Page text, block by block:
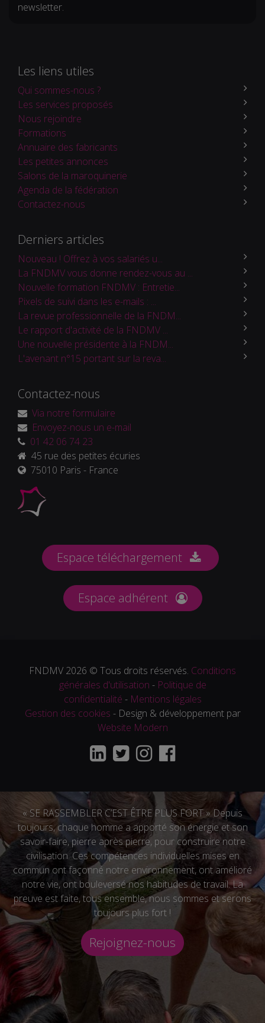
newsletter.
Les liens utiles
Qui sommes-nous ?
Les services proposés
Nous rejoindre
Formations
Annuaire des fabricants
Les petites annonces
Salons de la maroquinerie
Agenda de la fédération
Contactez-nous
Derniers articles
Nouveau ! Offrez à vos salariés u...
La FNDMV vous donne rendez-vous au ...
Nouvelle formation FNDMV : Entretie...
Pixels de suivi dans les e-mails : ...
La revue professionnelle de la FNDM...
Le rapport d'activité de la FNDMV ...
Une nouvelle présidente à la FNDM...
L'avenant n°15 portant sur la reva...
Contactez-nous
Via notre formulaire
Envoyez-nous un e-mail
01 42 06 74 23
45 rue des petites écuries
75010 Paris - France
Espace téléchargement
Espace adhérent
FNDMV 2026 © Tous droits réservés. Conditions
générales d'utilisation - Politique de
confidentialité - Mentions légales
Gestion des cookies - Design & développement par
Website Modern
« SE RASSEMBLER C’EST ÊTRE PLUS FORT » Depuis
toujours, chaque homme a apporté son énergie et son
savoir-faire, pierre après pierre, pour construire notre
civilisation. Ces compétences individuelles mises en
commun ont façonné notre environnement, ont amélioré
notre vie, ont bouleversé nos habitudes de travail. La
preuve est faite, tous ensemble, nous sommes et serons
toujours plus fort !
Rejoignez-nous